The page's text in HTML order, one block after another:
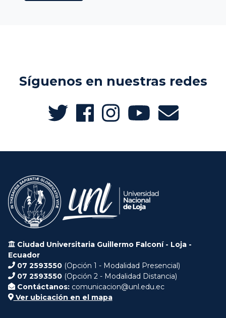
Síguenos en nuestras redes
Ciudad Universitaria Guillermo Falconí - Loja -
Ecuador
07 2593550 (Opción 1 - Modalidad Presencial)
07 2593550 (Opción 2 - Modalidad Distancia)
Contáctanos: comunicacion@unl.edu.ec
Ver ubicación en el mapa